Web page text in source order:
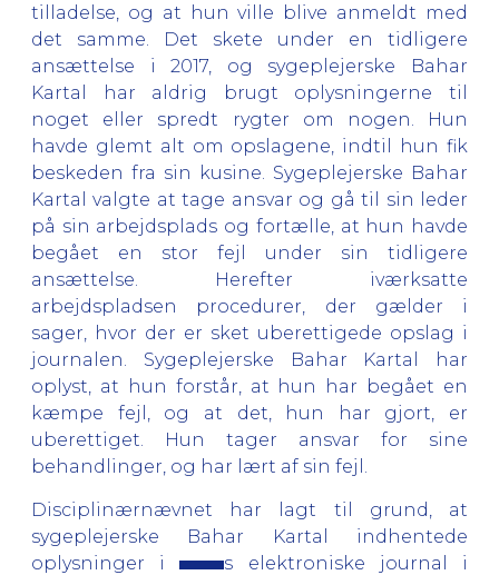
tilladelse, og at hun ville blive anmeldt med
det samme. Det skete under en tidligere
ansættelse i 2017, og sygeplejerske Bahar
Kartal har aldrig brugt oplysningerne til
noget eller spredt rygter om nogen. Hun
havde glemt alt om opslagene, indtil hun fik
beskeden fra sin kusine. Sygeplejerske Bahar
Kartal valgte at tage ansvar og gå til sin leder
på sin arbejdsplads og fortælle, at hun havde
begået en stor fejl under sin tidligere
ansættelse. Herefter iværksatte
arbejdspladsen procedurer, der gælder i
sager, hvor der er sket uberettigede opslag i
journalen. Sygeplejerske Bahar Kartal har
oplyst, at hun forstår, at hun har begået en
kæmpe fejl, og at det, hun har gjort, er
uberettiget. Hun tager ansvar for sine
behandlinger, og har lært af sin fejl.
Disciplinærnævnet har lagt til grund, at
sygeplejerske Bahar Kartal indhentede
oplysninger i
s elektroniske journal i